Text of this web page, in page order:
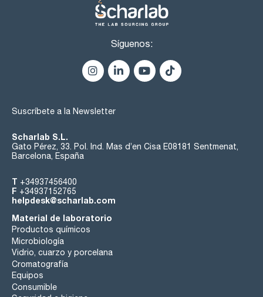
Síguenos:
Suscríbete a la Newsletter
Scharlab S.L.
Gato Pérez, 33. Pol. Ind. Mas d’en Cisa E08181 Sentmenat,
Barcelona, España
T +34937456400
F +34937152765
helpdesk@scharlab.com
Material de laboratorio
Productos químicos
Microbiología
Vidrio, cuarzo y porcelana
Cromatografía
Equipos
Consumible